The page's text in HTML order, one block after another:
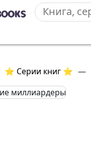
⭐ Серии книг ⭐ —